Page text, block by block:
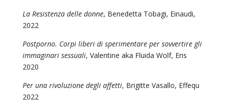
La Resistenza delle donne, Benedetta Tobagi, Einaudi,
2022
Postporno. Corpi liberi di sperimentare per sovvertire gli
immaginari sessuali, Valentine aka Fluida Wolf, Eris
2020
Per una rivoluzione degli affetti, Brigitte Vasallo, Effequ
2022